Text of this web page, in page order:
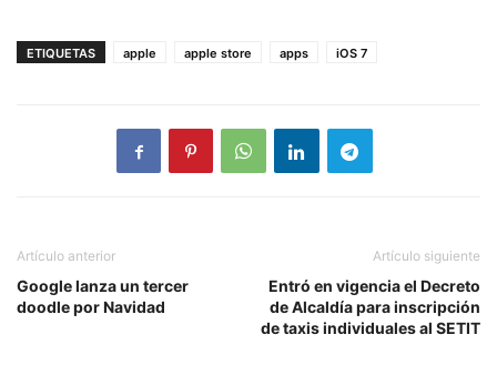
ETIQUETAS apple apple store apps iOS 7
Artículo anterior
Google lanza un tercer
doodle por Navidad
Artículo siguiente
Entró en vigencia el Decreto
de Alcaldía para inscripción
de taxis individuales al SETIT